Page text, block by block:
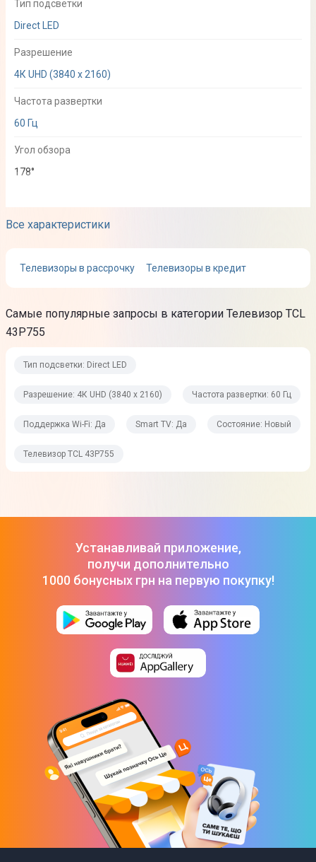
Все характеристики
Тип подсветки
Direct LED
Разрешение
4К UHD (3840 x 2160)
Частота развертки
60 Гц
Угол обзора
178°
AiPQ Pro Processor
HDR10
HDR10+
HDR
Динамический контраст: Mega
UHD Machine Learning AI SR
Wide Color Gamut
Количество динамиков
Особенности аудио
Auto Volume Control
Dolby Audio: Dolby AC4, Dolby TrueHD
Телевизоры в рассрочку Телевизоры в кредит
Самые популярные запросы в категории Телевизор TCL
43P755
Тип подсветки: Direct LED
Разрешение: 4К UHD (3840 x 2160) Частота развертки: 60 Гц
Поддержка Wi-Fi: Да Smart TV: Да Состояние: Новый
Телевизор TCL 43P755
Устанавливай приложение,
получи дополнительно
1000 бонусных грн на первую покупку!